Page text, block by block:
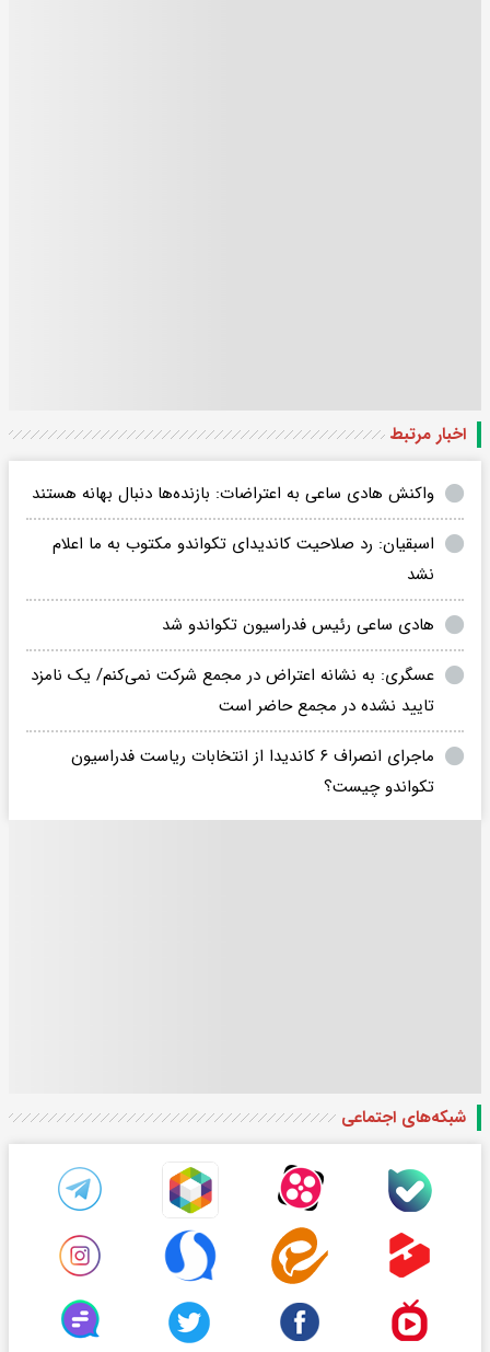
اخبار مرتبط
واکنش هادی ساعی به اعتراضات: بازنده‌ها دنبال بهانه هستند
اسبقیان: رد صلاحیت کاندیدای تکواندو مکتوب به ما اعلام
نشد
هادی ساعی رئیس فدراسیون تکواندو شد
عسگری: به نشانه اعتراض در مجمع شرکت نمی‌کنم/ یک نامزد
تایید نشده در مجمع حاضر است
ماجرای انصراف ۶ کاندیدا از انتخابات ریاست فدراسیون
تکواندو چیست؟
شبکه‌های اجتماعی